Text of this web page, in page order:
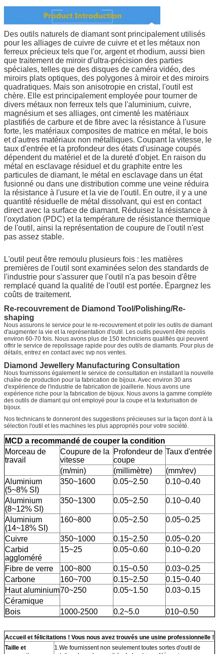
Des outils naturels de diamant sont principalement utilisés
pour les alliages de cuivre de cuivre et et les métaux non
ferreux précieux tels que l'or, argent et rhodium, aussi bien
que traitement de miroir d'ultra-précision des parties
spéciales, telles que des disques de caméra vidéo, des
miroirs plats optiques, des polygones à miroir et des miroirs
quadratiques. Mais son anisotropie en cristal, l'outil est
chère. Elle est principalement employée pour tourner de
divers métaux non ferreux tels que l'aluminium, cuivre,
magnésium et ses alliages, ont cimenté les matériaux
plastifiés de carbure et de fibre avec la résistance à l'usure
forte, les matériaux composites de matrice en métal, le bois
et d'autres matériaux non métalliques. Coupant la vitesse, le
taux d'entrée et la profondeur des états d'usinage coupés
dépendent du matériel et de la dureté d'objet. En raison du
métal en esclavage résiduel et du graphite entre les
particules de diamant, le métal en esclavage dans un état
fusionné ou dans une distribution comme une veine réduira
la résistance à l'usure et la vie de l'outil. En outre, il y a une
quantité résiduelle de métal dissolvant, qui est en contact
direct avec la surface de diamant. Réduisez la résistance à
l'oxydation (PDC) et la température de résistance thermique
de l'outil, ainsi la représentation de coupure de l'outil n'est
pas assez stable.
L'outil peut être remoulu plusieurs fois : les matières
premières de l'outil sont examinées selon des standards de
l'industrie pour s'assurer que l'outil n'a pas besoin d'être
remplacé quand la qualité de l'outil est portée. Épargnez les
coûts de traitement.
Re-recouvrement de Diamond Tool/Polishing/Re-
shaping
Nous assurons le service pour le re-recouvrement et polir les outils de diamant
d'augmenter la vie et la représentation d'outil. Les outils peuvent être repolis
environ 60-70 fois. Nous avons plus de 150 techniciens qualifiés qui peuvent
offrir le service de repolissage rapide pour des outils de diamants. Pour plus de
détails, entrez en contact avec svp nos ventes.
Diamond Jewellery Manufacturing Consultation
Nous fournissons également le service de consultation en installant la nouvelle
chaîne de production pour la fabrication de bijoux. Avec environ 30 ans
d'expérience de l'industrie de fabrication de joaillerie. Nous avons une
expérience riche pour la fabrication de bijoux. Nous avons la gamme complète
des outils de diamant qui ont employé pour la coupe et la texturisation de
bijoux.
Nos technicans te donneront des suggestions précieuses sur la façon dont à la
sélection l'outil et les machines les plus appropriés pour votre société.
MCD a recommandé de couper la condition
Morceau de
travail
Coupure de la
vitesse
Profondeur de
coupe
Taux d'entrée
(m/min) (millimètre)
(mm/rev)
Aluminium
(5~8% SI)
350~1600 0.05~2.50 0.10~0.40
Aluminium
(8~12% SI)
350~1300 0.05~2.50 0.10~0.40
Aluminium
(14~18% SI)
160~800 0.05~2.50 0.05~0.25
Cuivre 350~1000 0.15~2.50
0.05~0.20
Carbid
aggloméré
15~25 0.05~0.60 0.10~0.20
Fibre de verre 100~800 0.15~0.50
0.03~0.25
Carbone
160~700 0.15~2.50
0.15~0.40
Haut aluminium70~250 0.05~1.50
0.03~0.15
Céramique
Bois
1000-2500 0.2~5.0 010~0.50
Accueil et félicitations ! Vous nous avez trouvés une usine professionnelle !
Taille et
1.We fournissent non seulement toutes sortes d'outil de